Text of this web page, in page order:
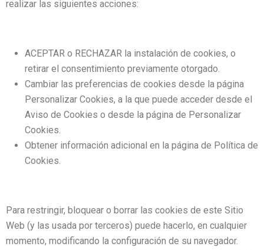
realizar las siguientes acciones:
ACEPTAR o RECHAZAR la instalación de cookies, o
retirar el consentimiento previamente otorgado.
Cambiar las preferencias de cookies desde la página
Personalizar Cookies, a la que puede acceder desde el
Aviso de Cookies o desde la página de Personalizar
Cookies.
Obtener información adicional en la página de Política de
Cookies.
Para restringir, bloquear o borrar las cookies de este Sitio
Web (y las usada por terceros) puede hacerlo, en cualquier
momento, modificando la configuración de su navegador.